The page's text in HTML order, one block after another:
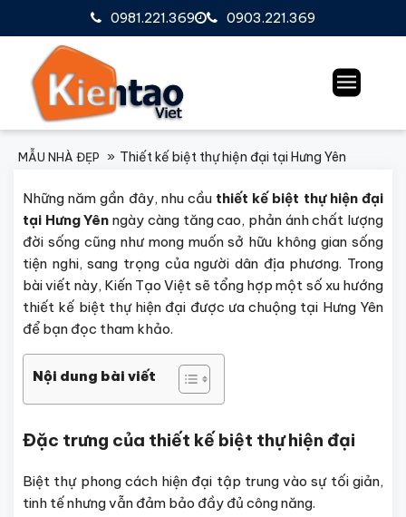
0903.221.369
0981.221.369
MẪU NHÀ ĐẸP Thiết kế biệt thự hiện đại tại Hưng Yên
Những năm gần đây, nhu cầu thiết kế biệt thự hiện đại
tại HưngYênngày càng tăng cao, phản ánh chất lượng
đời sống cũng như mong muốn sở hữu không gian sống
tiện nghi, sang trọng của người dân địa phương. Trong
bài viết này, Kiến Tạo Việt sẽ tổng hợp một số xu hướng
thiết kế biệt thự hiện đại được ưa chuộng tại Hưng Yên
để bạn đọc tham khảo.
Nội dung bài viết
Đặc trưng của thiết kế biệt thự hiện đại
Biệt thự phong cách hiện đại tập trung vào sự tối giản,
tinh tế nhưng vẫn đảm bảo đầy đủ công năng.